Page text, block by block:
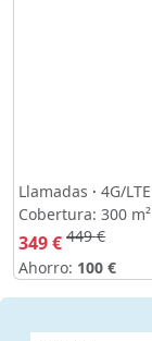
Llamadas · 4G/LTE
Cobertura: 300 m²
349 € 449 €
Ahorro: 100 €